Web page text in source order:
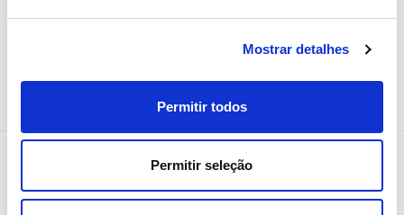
Mostrar detalhes
Permitir todos
Permitir seleção